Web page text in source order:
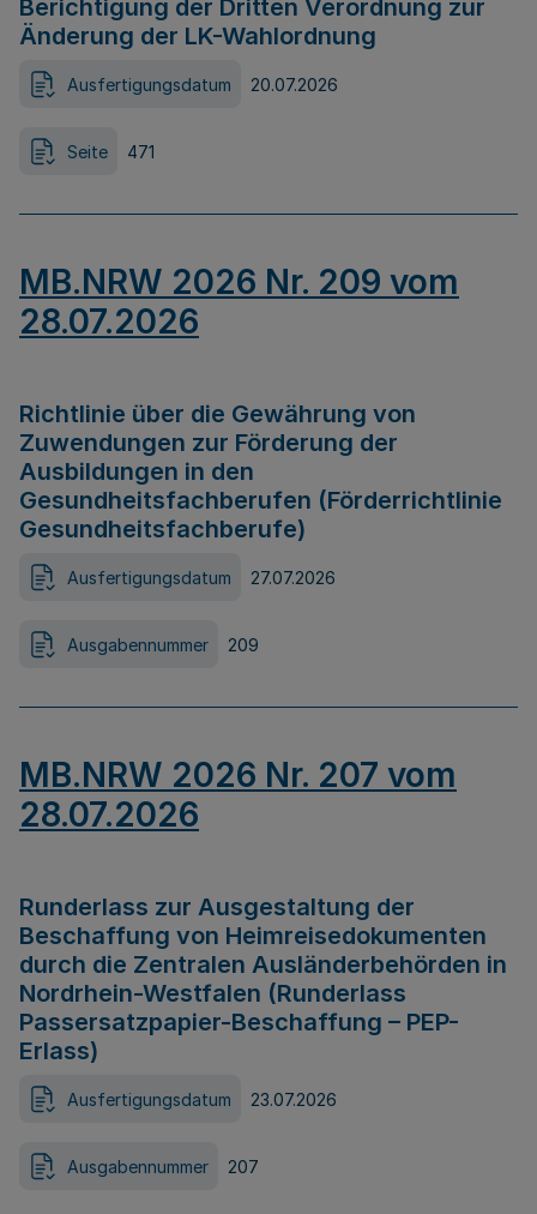
Berichtigung der Dritten Verordnung zur
Änderung der LK-Wahlordnung
Ausfertigungsdatum 20.07.2026
Seite 471
MB.NRW 2026 Nr. 209 vom
28.07.2026
Richtlinie über die Gewährung von
Zuwendungen zur Förderung der
Ausbildungen in den
Gesundheitsfachberufen (Förderrichtlinie
Gesundheitsfachberufe)
Ausfertigungsdatum 27.07.2026
Ausgabennummer 209
MB.NRW 2026 Nr. 207 vom
28.07.2026
Runderlass zur Ausgestaltung der
Beschaffung von Heimreisedokumenten
durch die Zentralen Ausländerbehörden in
Nordrhein-Westfalen (Runderlass
Passersatzpapier-Beschaffung – PEP-
Erlass)
Ausfertigungsdatum 23.07.2026
Ausgabennummer 207